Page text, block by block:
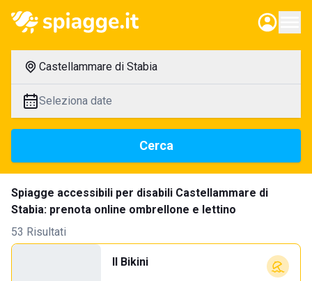
Castellammare di Stabia
Seleziona date
Cerca
Spiagge accessibili per disabili Castellammare di
Stabia: prenota online ombrellone e lettino
53 Risultati
Il Bikini